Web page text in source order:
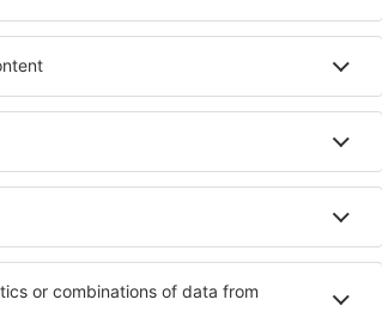
O varietate de servicii și o locație
elementele cheie ale unui hotel All-
bune hoteluri din Gais garantează
servicii și o gamă largă de facilități
standarde ridicate oferă cea mai
principalele distracţii din Gais.
gratuită și pot alege o cameră sau
corespundă perfect nevoilor lor.
standarde ȋnalte să ofere un meniu
precum spa și fitness, și activități
cazare în Gais este o alegere
persoane aflate în călătorie de
companii care doresc să